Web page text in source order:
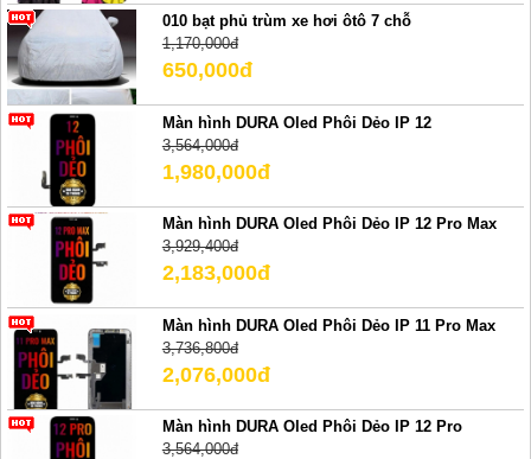
010 bạt phủ trùm xe hơi ôtô 7 chỗ
1,170,000đ
650,000đ
Màn hình DURA Oled Phôi Dẻo IP 12
3,564,000đ
1,980,000đ
Màn hình DURA Oled Phôi Dẻo IP 12 Pro Max
3,929,400đ
2,183,000đ
Màn hình DURA Oled Phôi Dẻo IP 11 Pro Max
3,736,800đ
2,076,000đ
Màn hình DURA Oled Phôi Dẻo IP 12 Pro
3,564,000đ